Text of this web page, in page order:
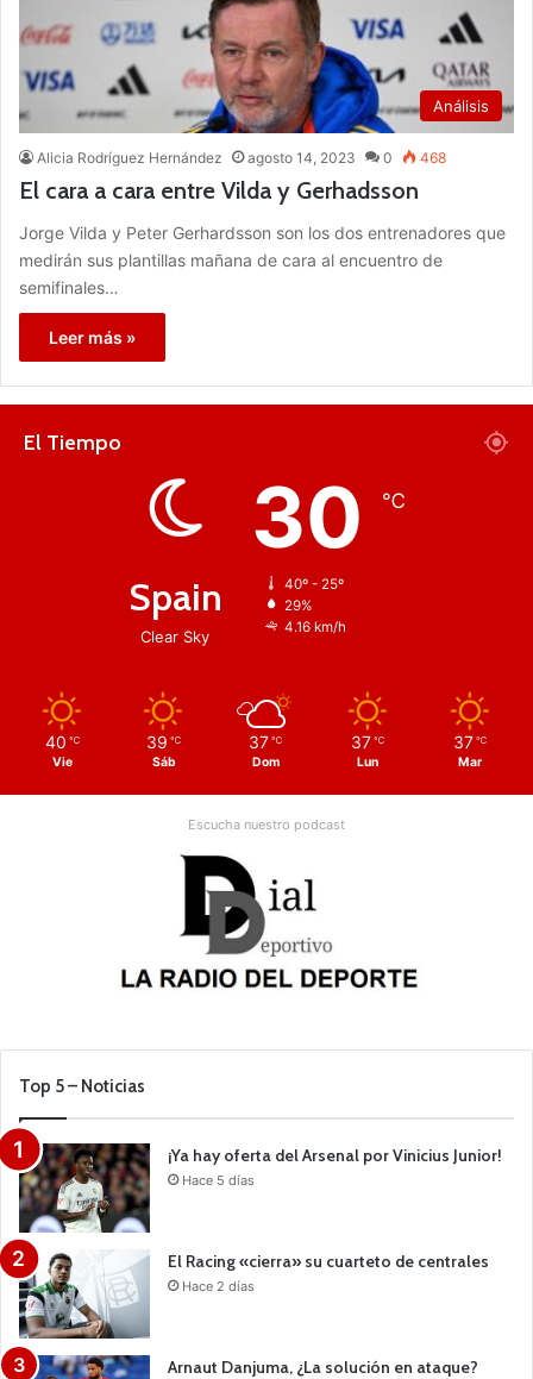
Análisis
Alicia Rodríguez Hernández agosto 14, 2023 0 468
El cara a cara entre Vilda y Gerhadsson
Jorge Vilda y Peter Gerhardsson son los dos entrenadores que
medirán sus plantillas mañana de cara al encuentro de
semifinales…
Leer más »
El Tiempo
Spain
Clear Sky
30 ℃
40º - 25º
29%
4.16 km/h
40 ℃
Vie
39 ℃
Sáb
37 ℃
Dom
37 ℃
Lun
37 ℃
Mar
Escucha nuestro podcast
Top 5 – Noticias
¡Ya hay oferta del Arsenal por Vinicius Junior!
Hace 5 días
El Racing «cierra» su cuarteto de centrales
Hace 2 días
Arnaut Danjuma, ¿La solución en ataque?